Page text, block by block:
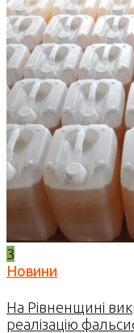
3
Новини
На Рівненщині
реалізацію